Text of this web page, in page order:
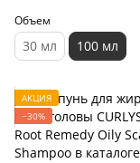
Объем
30 мл 100 мл
АКЦИЯ
−30%